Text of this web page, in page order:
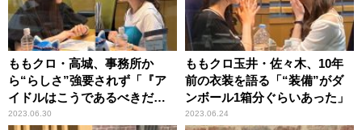
ももクロ・高城、事務所か
ら“らしさ”強要されず「『ア
イドルはこうであるべきだ』
とあまり言われなかった」
2023.06.30
ももクロ玉井・佐々木、10年
前の衣装を語る「“装備”がダ
ンボール1箱分ぐらいあった」
2023.06.24